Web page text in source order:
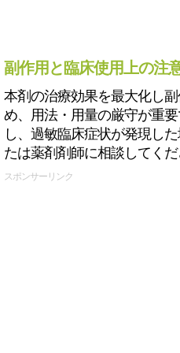
副作用と臨床使用上の注
本剤の治療効果を最大化し
め、用法・用量の厳守が重
し、過敏臨床症状が発現し
たは薬剤剤師に相談してくだ
スポンサーリンク